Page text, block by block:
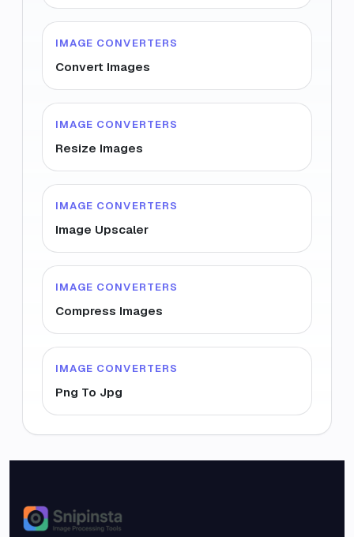
IMAGE CONVERTERS
Convert Images
IMAGE CONVERTERS
Resize Images
IMAGE CONVERTERS
Image Upscaler
IMAGE CONVERTERS
Compress Images
IMAGE CONVERTERS
Png To Jpg
Snipinsta